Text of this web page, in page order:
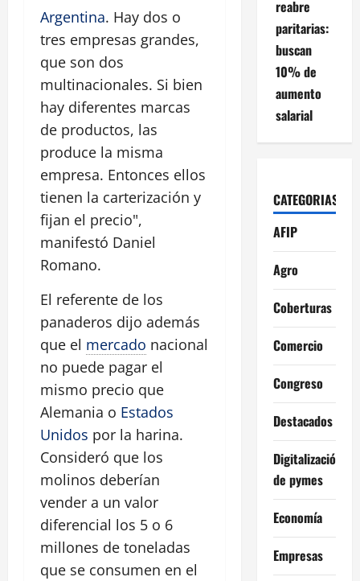
Argentina. Hay dos o
tres empresas grandes,
que son dos
multinacionales. Si bien
hay diferentes marcas
de productos, las
produce la misma
empresa. Entonces ellos
tienen la carterización y
fijan el precio",
manifestó Daniel
Romano.
El referente de los
panaderos dijo además
que el mercado nacional
no puede pagar el
mismo precio que
Alemania o Estados
Unidos por la harina.
Consideró que los
molinos deberían
vender a un valor
diferencial los 5 o 6
millones de toneladas
que se consumen en el
reabre
paritarias:
buscan
10% de
aumento
salarial
CATEGORIAS
AFIP
Agro
Coberturas
Comercio
Congreso
Destacados
Digitalización
de pymes
Economía
Empresas